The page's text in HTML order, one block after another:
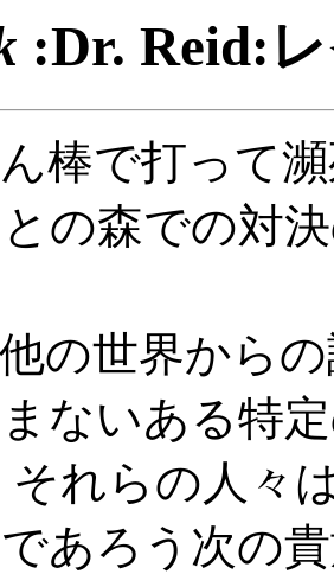
:Dr. Reid:
棒で打って
の森での対
の世界から
ないある特
それらの人々
あろう次の